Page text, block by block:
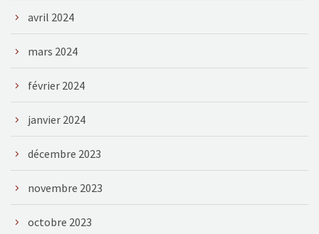
avril 2024
mars 2024
février 2024
janvier 2024
décembre 2023
novembre 2023
octobre 2023